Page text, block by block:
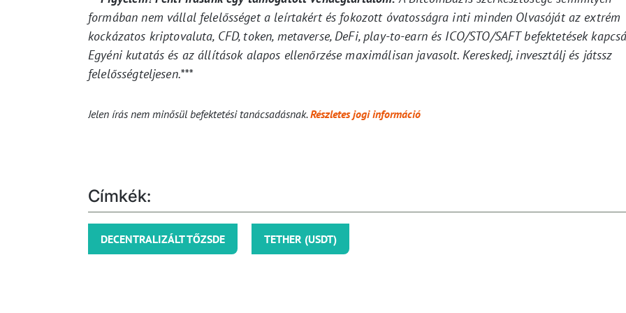
formában nem vállal felelősséget a leírtakért és fokozott óvatosságra inti minden Olvasóját az extrém
kockázatos kriptovaluta, CFD, token, metaverse, DeFi, play-to-earn és ICO/STO/SAFT befektetések
Egyéni kutatás és az állítások alapos ellenőrzése maximálisan javasolt. Kereskedj, invesztálj és játssz
felelősségteljesen.***
Jelen írás nem minősül befektetési tanácsadásnak.Részletes jogi információ
Címkék:
DECENTRALIZÁLT TŐZSDE TETHER (USDT)